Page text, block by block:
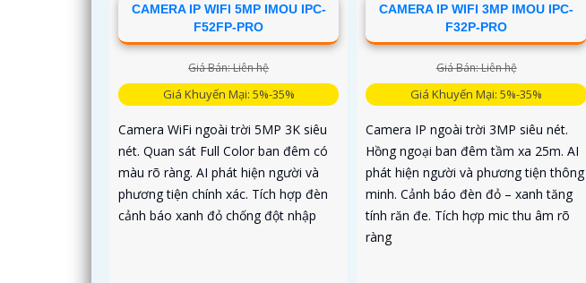
CAMERA IP WIFI 5MP IMOU IPC-
F52FP-PRO
Giá Bán: Liên hệ
Giá Khuyến Mại: 5%-35%
Camera WiFi ngoài trời 5MP 3K siêu
nét. Quan sát Full Color ban đêm có
màu rõ ràng. AI phát hiện người và
phương tiện chính xác. Tích hợp đèn
cảnh báo xanh đỏ chống đột nhập
CAMERA IP WIFI 3MP IMOU IPC-
F32P-PRO
Giá Bán: Liên hệ
Giá Khuyến Mại: 5%-35%
Camera IP ngoài trời 3MP siêu nét.
Hồng ngoại ban đêm tầm xa 25m. AI
phát hiện người và phương tiện thông
minh. Cảnh báo đèn đỏ – xanh tăng
tính răn đe. Tích hợp mic thu âm rõ
ràng